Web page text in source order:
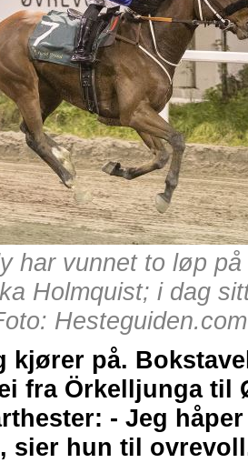
har vunnet to løp
Holmquist; i dag
Hesteguiden.com
kjører på.
fra Örkelljunga til
- Jeg
sier hun til